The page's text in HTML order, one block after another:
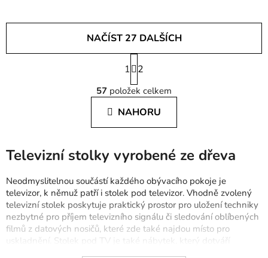
O
v
l
á
d
c
p
r
v
k
y
NAČÍST 27 DALŠÍCH
S
t
r
á
k
o
n
1 2
57 položek celkem
NAHORU
Televizní stolky vyrobené ze dřeva
Neodmyslitelnou součástí každého obývacího pokoje je
televizor, k němuž patří i stolek pod televizor. Vhodně zvolený
televizní stolek poskytuje praktický prostor pro uložení techniky
nezbytné pro příjem televizního signálu či sledování oblíbených
filmů z datových nosičů, které zde také najdou místo pro
uskladnění. Stolek pod TV je také nábytek, který dotváří